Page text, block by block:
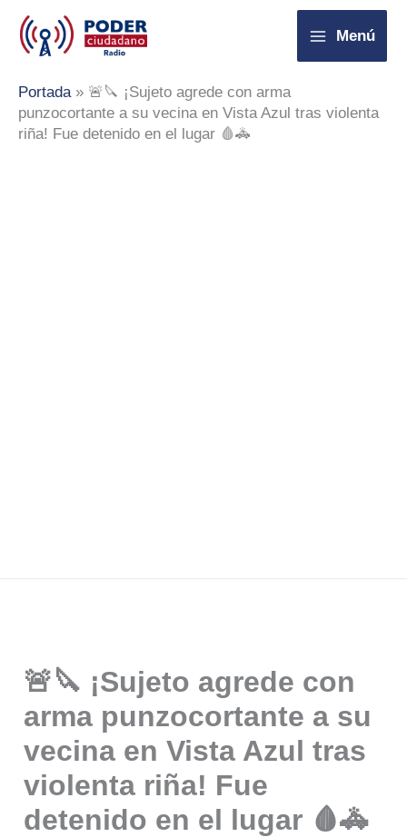
contenido
Menú
Portada» 🚨🔪 ¡Sujeto agrede con arma
punzocortante a su vecina en Vista Azul tras violenta
riña! Fue detenido en el lugar 🩸🚓
🚨🔪 ¡Sujeto agrede con
arma punzocortante a su
vecina en Vista Azul tras
violenta riña! Fue
detenido en el lugar 🩸🚓